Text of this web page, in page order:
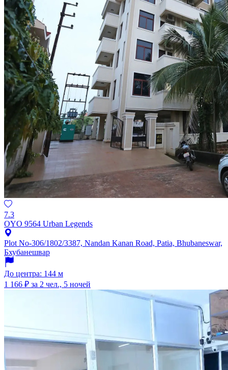
7.3
OYO 9564 Urban Legends
Plot No-306/1802/3387, Nandan Kanan Road, Patia, Bhubaneswar,
Бхубанешвар
До центра: 144 м
1 166 ₽ за 2 чел., 5 ночей